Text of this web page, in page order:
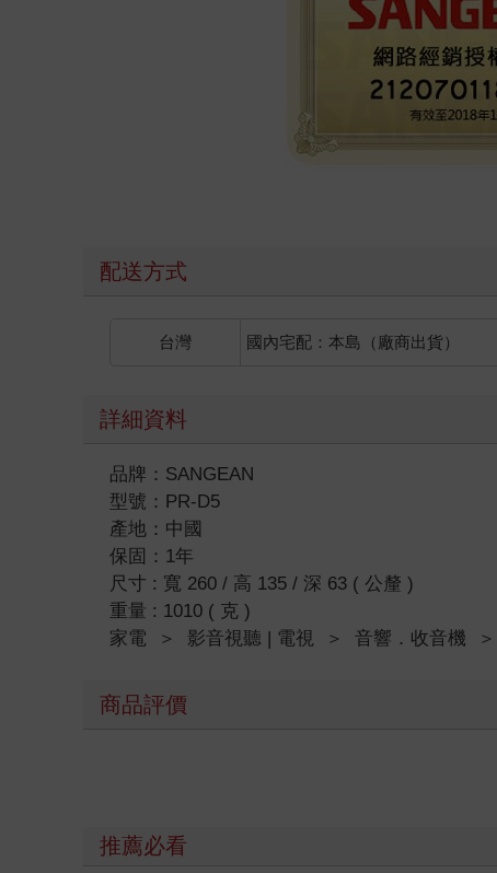
配送方式
台灣 國內宅配：本島（廠商出貨）
詳細資料
品牌：SANGEAN
型號：PR-D5
產地：中國
保固：1年
尺寸 : 寬 260 / 高 135 / 深 63 ( 公釐 )
重量 : 1010 ( 克 )
家電
＞ 影音視聽 | 電視 ＞ 音響．收音機 ＞
商品評價
推薦必看